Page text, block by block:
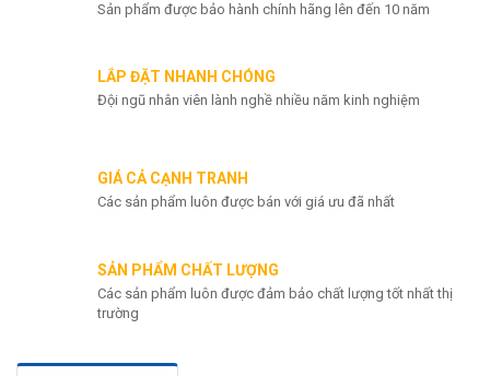
Sản phẩm được bảo hành chính hãng lên đến 10 năm
LẮP ĐẶT NHANH CHÓNG
Đội ngũ nhân viên lành nghề nhiều năm kinh nghiệm
GIÁ CẢ CẠNH TRANH
Các sản phẩm luôn được bán với giá ưu đã nhất
SẢN PHẨM CHẤT LƯỢNG
Các sản phẩm luôn được đảm bảo chất lượng tốt nhất thị
trường